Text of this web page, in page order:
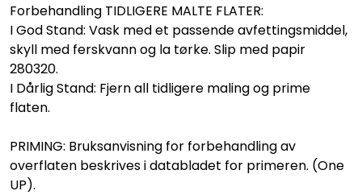
Forbehandling TIDLIGERE MALTE FLATER:
I God Stand: Vask med et passende avfettingsmiddel,
skyll med ferskvann og la tørke. Slip med papir
280320.
I Dårlig Stand: Fjern all tidligere maling og prime
flaten.
PRIMING: Bruksanvisning for forbehandling av
overflaten beskrives i databladet for primeren. (One
UP).